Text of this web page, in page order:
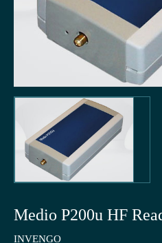
Medio P200u HF
INVENGO